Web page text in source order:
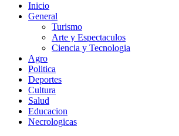
Inicio
General
Turismo
Arte y Espectaculos
Ciencia y Tecnologia
Agro
Politica
Deportes
Cultura
Salud
Educacion
Necrologicas